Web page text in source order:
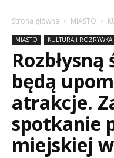
Strona główna MIASTO
MIASTO KULTURA i ROZRYWKA
będą
atrakcje.
spotkanie
miejskiej